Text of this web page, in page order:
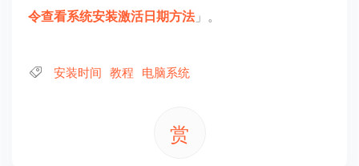
令查看系统安装激活日期方法」。
安装时间 教程 电脑系统
赏